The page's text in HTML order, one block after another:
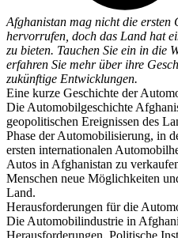
Afghanistan mag nicht die ersten
hervorrufen, doch das Land hat
zu bieten. Tauchen Sie ein in die
erfahren Sie mehr über ihre
zukünftige Entwicklungen.
Eine kurze Geschichte der
Die Automobilgeschichte
geopolitischen Ereignissen des
Phase der Automobilisierung, in
ersten internationalen
Autos in Afghanistan zu
Menschen neue Möglichkeiten
Land.
Herausforderungen für die
Die Automobilindustrie in
Herausforderungen. Politische